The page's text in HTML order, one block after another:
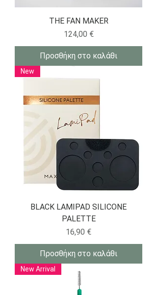
THE FAN MAKER
Τιμή
124,00 €
Προσθήκη στο καλάθι
New
BLACK LAMIPAD SILICONE
PALETTE
Τιμή
16,90 €
Προσθήκη στο καλάθι
New Arrival